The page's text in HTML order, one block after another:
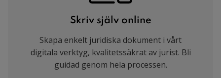
Skriv själv online
Skapa enkelt juridiska dokument i vårt
digitala verktyg, kvalitetssäkrat av jurist. Bli
guidad genom hela processen.